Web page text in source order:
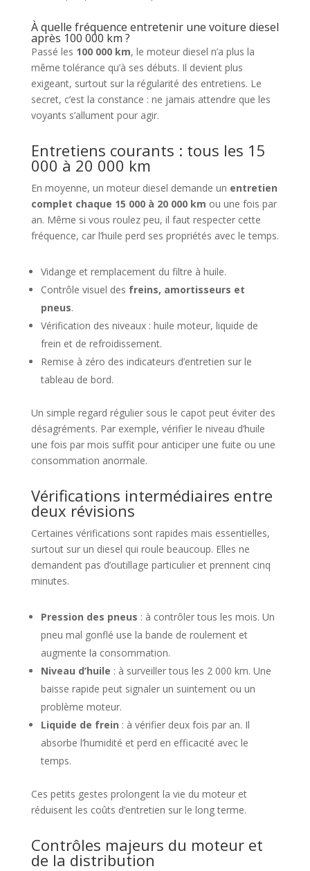
À quelle fréquence entretenir une voiture diesel
après 100 000 km ?
Passé les 100 000 km, le moteur diesel n’a plus la
même tolérance qu’à ses débuts. Il devient plus
exigeant, surtout sur la régularité des entretiens. Le
secret, c’est la constance : ne jamais attendre que les
voyants s’allument pour agir.
Entretiens courants : tous les 15
000 à 20 000 km
En moyenne, un moteur diesel demande un entretien
complet chaque 15 000 à 20 000 km ou une fois par
an. Même si vous roulez peu, il faut respecter cette
fréquence, car l’huile perd ses propriétés avec le temps.
Vidange et remplacement du filtre à huile.
Contrôle visuel des freins, amortisseurs et
pneus.
Vérification des niveaux : huile moteur, liquide de
frein et de refroidissement.
Remise à zéro des indicateurs d’entretien sur le
tableau de bord.
Un simple regard régulier sous le capot peut éviter des
désagréments. Par exemple, vérifier le niveau d’huile
une fois par mois suffit pour anticiper une fuite ou une
consommation anormale.
Vérifications intermédiaires entre
deux révisions
Certaines vérifications sont rapides mais essentielles,
surtout sur un diesel qui roule beaucoup. Elles ne
demandent pas d’outillage particulier et prennent cinq
minutes.
Pression des pneus : à contrôler tous les mois. Un
pneu mal gonflé use la bande de roulement et
augmente la consommation.
Niveau d’huile : à surveiller tous les 2 000 km. Une
baisse rapide peut signaler un suintement ou un
problème moteur.
Liquide de frein : à vérifier deux fois par an. Il
absorbe l’humidité et perd en efficacité avec le
temps.
Ces petits gestes prolongent la vie du moteur et
réduisent les coûts d’entretien sur le long terme.
Contrôles majeurs du moteur et
de la distribution